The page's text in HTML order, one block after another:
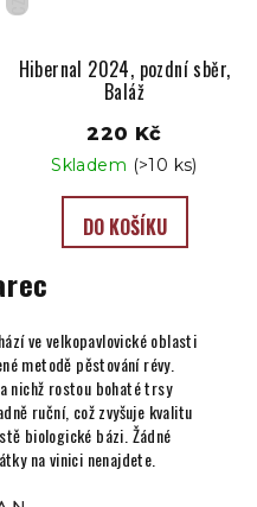
CZ
Hibernal 2024, pozdní sběr,
Baláž
220 Kč
Skladem (>10 ks)
DO KOŠÍKU
ve velkopavlovické oblasti
metodě pěstování révy.
nichž rostou bohaté trsy
ruční, což zvyšuje kvalitu
biologické bázi. Žádné
na vinici nenajdete.